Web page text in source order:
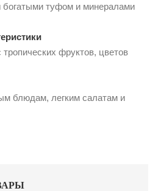
богатыми туфом и минералами
фруктов, цветов
блюдам, легким салатам и